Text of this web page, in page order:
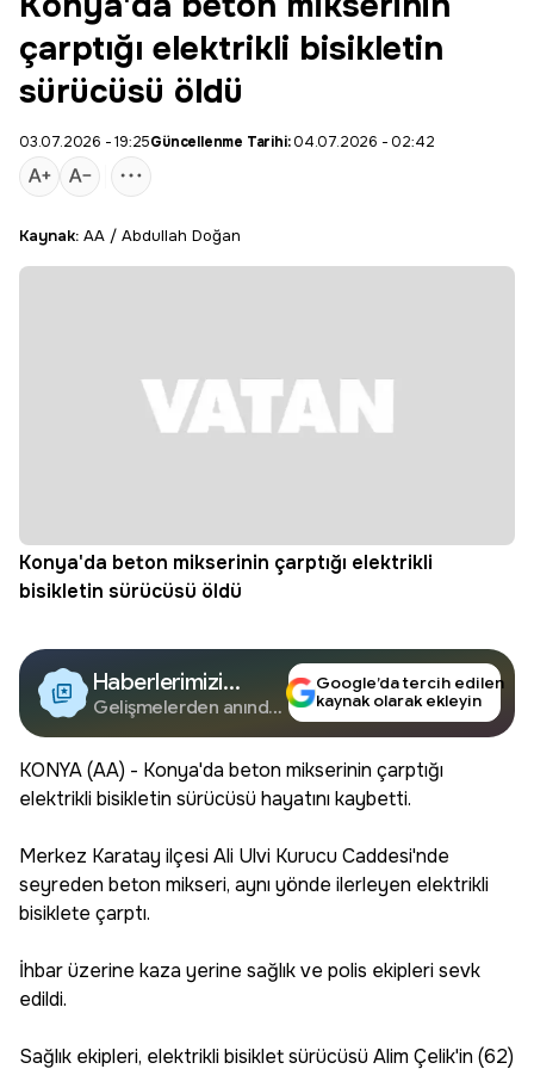
çarptığı elektrikli bisikletin
sürücüsü öldü
03.07.2026 - 19:25Güncellenme Tarihi:04.07.2026 - 02:42
Kaynak: AA / Abdullah Doğan
Konya'da beton mikserinin çarptığı elektrikli
bisikletin sürücüsü öldü
Haberlerimizi
Google'da Takip
Edin
Gelişmelerden anında
Google’da tercih edilen
kaynak olarak ekleyin
KONYA (AA) - Konya'da beton mikserinin çarptığı
elektrikli bisikletin sürücüsü hayatını kaybetti.
Merkez Karatay ilçesi Ali Ulvi Kurucu Caddesi'nde
seyreden beton mikseri, aynı yönde ilerleyen elektrikli
bisiklete çarptı.
İhbar üzerine kaza yerine sağlık ve polis ekipleri sevk
edildi.
Sağlık ekipleri, elektrikli bisiklet sürücüsü Alim Çelik'in (62)